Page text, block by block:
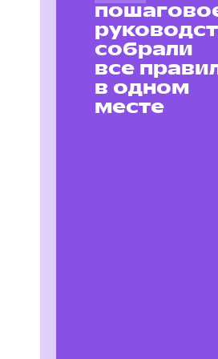
собрали
все
в одном
месте